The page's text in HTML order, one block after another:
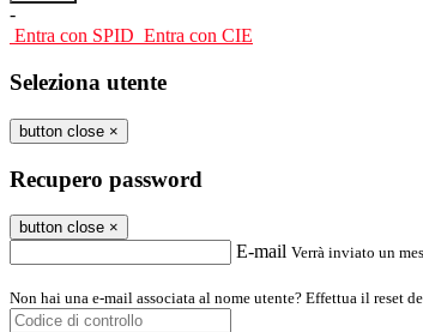
-
Entra con SPID Entra con CIE
Seleziona utente
button close ×
Recupero password
button close ×
E-mail Verrà inviato un
Non hai una e-mail associata al nome utente? Effettua il reset